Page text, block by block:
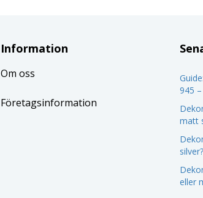
Information
Om oss
Företagsinformation
945
matt
silver?
eller